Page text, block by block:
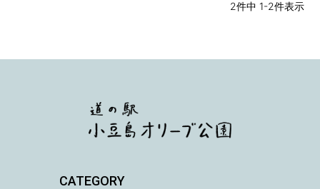
2件中 1-2件表示
CATEGORY